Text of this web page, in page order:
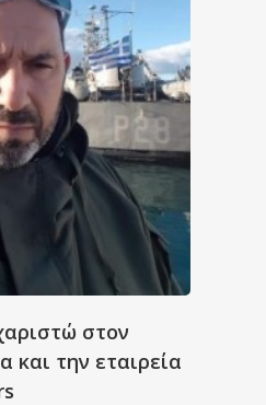
στον
και την εταιρεία